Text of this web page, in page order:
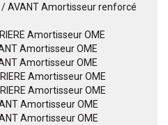
/ AVANT Amortisseur renforcé
Amortisseur OME
Amortisseur OME
Amortisseur OME
Amortisseur OME
Amortisseur OME
Amortisseur OME
Amortisseur OME